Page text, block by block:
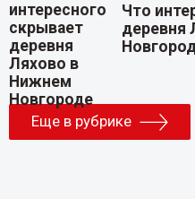
Что
деревня
Еще в рубрике